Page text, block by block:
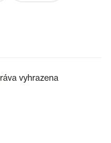
vyhrazena